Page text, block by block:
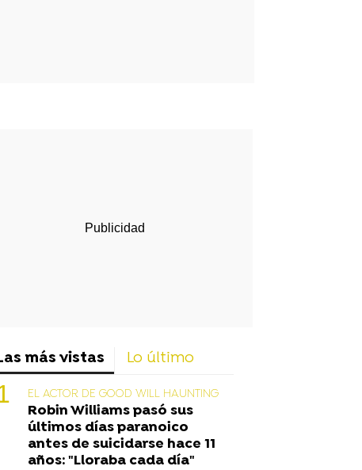
más vistas Lo último
EL ACTOR DE GOOD WILL HAUNTING
Robin Williams pasó sus
últimos días paranoico
antes de suicidarse hace 11
años: "Lloraba cada día"